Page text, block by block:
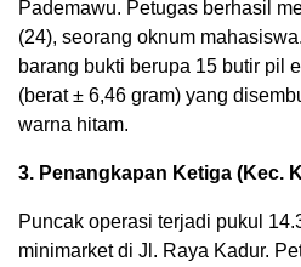
Pademawu. Petugas berhasil
(24), seorang oknum
barang bukti berupa 15 butir pil
(berat ± 6,46 gram) yang
warna hitam.
3. Penangkapan Ketiga (Kec.
Puncak operasi terjadi pukul
minimarket di Jl. Raya Kadur.